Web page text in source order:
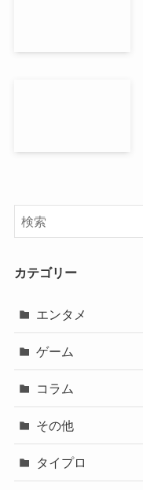
カテゴリー
エンタメ
ゲーム
コラム
その他
タイプロ